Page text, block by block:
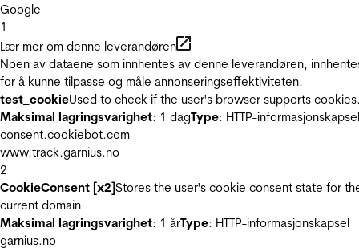
Google
1
Lær mer om denne leverandøren
Noen av dataene som innhentes av denne leverandøren,
for å kunne tilpasse og måle annonseringseffektiviteten.
test_cookieUsed to check if the user's browser supports
Maksimal lagringsvarighet: 1 dagType: HTTP-informasjonskapsel
consent.cookiebot.com
www.track.garnius.no
2
CookieConsent [x2]Stores the user's cookie consent state for
current domain
Maksimal lagringsvarighet: 1 årType: HTTP-informasjonskapsel
garnius.no